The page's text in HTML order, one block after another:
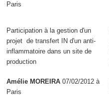
Paris
Participation à la gestion d'un
projet de transfert IN d'un anti-
inflammatoire dans un site de
production
Amélie MOREIRA 07/02/2012 à
Paris